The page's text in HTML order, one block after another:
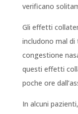
verificano
Gli effetti
includono mal
congestione
questi effetti
poche ore
In alcuni